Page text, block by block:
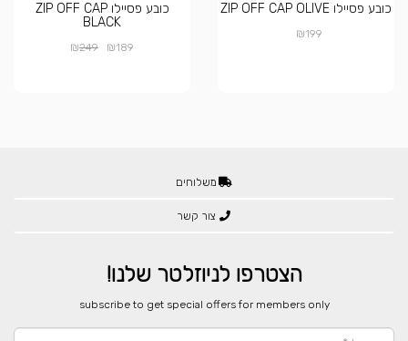
כובע פסיילו ZIP OFF CAP OLIVE
₪199
כובע פסיילו ZIP OFF CAP
BLACK
₪189
₪249
משלוחים
צור קשר
הצטרפו לניוזלטר שלנו!
​subscribe to get special offers for members only